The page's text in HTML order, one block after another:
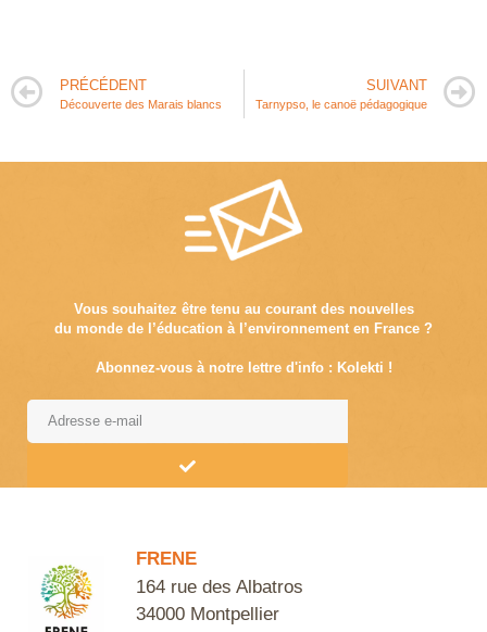
PRÉCÉDENT
Découverte des Marais blancs
SUIVANT
Tarnypso, le canoë pédagogique
Vous souhaitez être tenu au courant des nouvelles
du monde de l’éducation à l’environnement en France ?
Abonnez-vous à notre lettre d'info : Kolekti !
FRENE
164 rue des Albatros
34000 Montpellier